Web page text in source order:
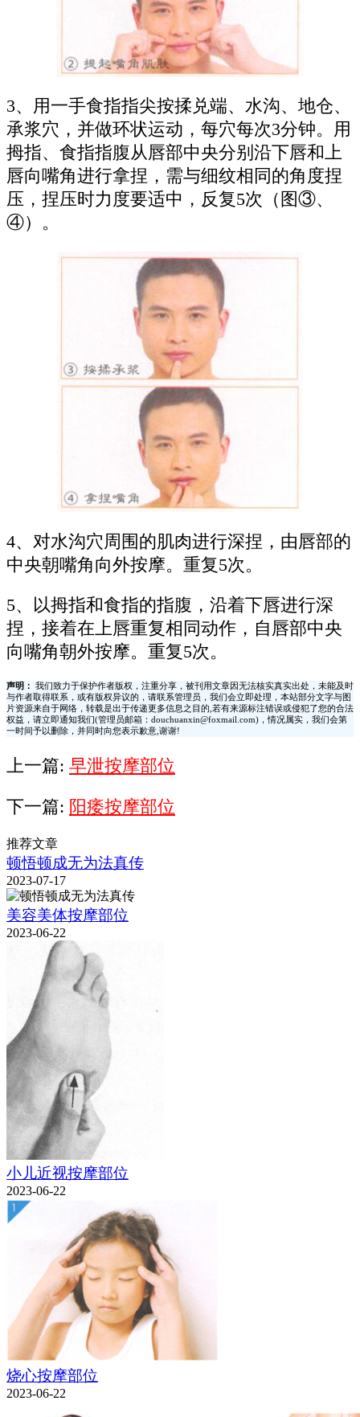
3、用一手食指指尖按揉兑端、水沟、地仓、
承浆穴，并做环状运动，每穴每次3分钟。用
拇指、食指指腹从唇部中央分别沿下唇和上
唇向嘴角进行拿捏，需与细纹相同的角度捏
压，捏压时力度要适中，反复5次（图③、
④）。
4、对水沟穴周围的肌肉进行深捏，由唇部的
中央朝嘴角向外按摩。重复5次。
5、以拇指和食指的指腹，沿着下唇进行深
捏，接着在上唇重复相同动作，自唇部中央
向嘴角朝外按摩。重复5次。
声明：
我们致力于保护作者版权，注重分享，被刊用文章因无法核实真实出处，未能及时
与作者取得联系，或有版权异议的，请联系管理员，我们会立即处理，本站部分文字与图
片资源来自于网络，转载是出于传递更多信息之目的,若有来源标注错误或侵犯了您的合法
权益，请立即通知我们(管理员邮箱：douchuanxin@foxmail.com)，情况属实，我们会第
一时间予以删除，并同时向您表示歉意,谢谢!
上一篇: 早泄按摩部位
下一篇: 阳痿按摩部位
推荐文章
顿悟顿成无为法真传
2023-07-17
美容美体按摩部位
2023-06-22
小儿近视按摩部位
2023-06-22
烧心按摩部位
2023-06-22